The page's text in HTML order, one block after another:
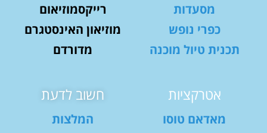
מסעדות
כפרי נופש
תכנית טיול מוכנה
רייקסמוזיאום
מוזיאון האינסטגרם
מדורדם
אטרקציות
מאדאם טוסו
חשוב לדעת
המלצות